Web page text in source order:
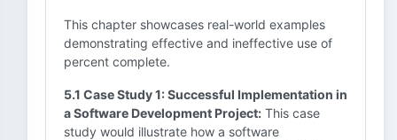
This chapter showcases real-world examples
demonstrating effective and ineffective use of
percent complete.
5.1 Case Study 1: Successful Implementation in
a Software Development Project: This case
study would illustrate how a software